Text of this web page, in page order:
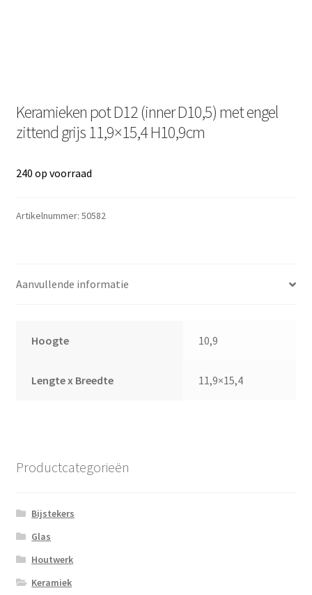
Keramieken pot D12 (inner D10,5) met engel
zittend grijs 11,9×15,4 H10,9cm
240 op voorraad
Artikelnummer: 50582
Aanvullende informatie
Hoogte 10,9
Lengte x Breedte 11,9×15,4
Productcategorieën
Bijstekers
Glas
Houtwerk
Keramiek